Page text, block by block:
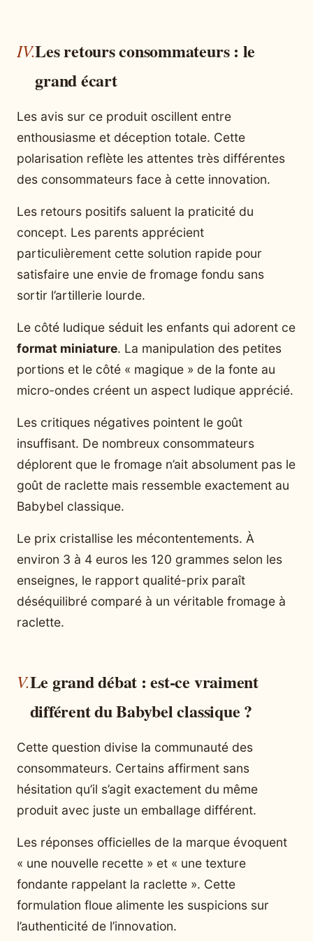
Les retours consommateurs : le
grand écart
Les avis sur ce produit oscillent entre
enthousiasme et déception totale. Cette
polarisation reflète les attentes très différentes
des consommateurs face à cette innovation.
Les retours positifs saluent la praticité du
concept. Les parents apprécient
particulièrement cette solution rapide pour
satisfaire une envie de fromage fondu sans
sortir l’artillerie lourde.
Le côté ludique séduit les enfants qui adorent ce
format miniature. La manipulation des petites
portions et le côté « magique » de la fonte au
micro-ondes créent un aspect ludique apprécié.
Les critiques négatives pointent le goût
insuffisant. De nombreux consommateurs
déplorent que le fromage n’ait absolument pas le
goût de raclette mais ressemble exactement au
Babybel classique.
Le prix cristallise les mécontentements. À
environ 3 à 4 euros les 120 grammes selon les
enseignes, le rapport qualité-prix paraît
déséquilibré comparé à un véritable fromage à
raclette.
Le grand débat : est-ce vraiment
différent du Babybel classique ?
Cette question divise la communauté des
consommateurs. Certains affirment sans
hésitation qu’il s’agit exactement du même
produit avec juste un emballage différent.
Les réponses officielles de la marque évoquent
« une nouvelle recette » et « une texture
fondante rappelant la raclette ». Cette
formulation floue alimente les suspicions sur
l’authenticité de l’innovation.